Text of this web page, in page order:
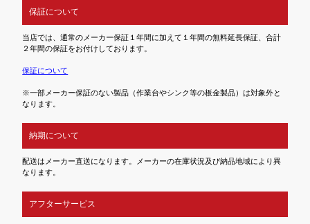
保証について
当店では、通常のメーカー保証１年間に加えて１年間の無料延長保証、合計
２年間の保証をお付けしております。
保証について
※一部メーカー保証のない製品（作業台やシンク等の板金製品）は対象外と
なります。
納期について
配送はメーカー直送になります。メーカーの在庫状況及び納品地域により異
なります。
アフターサービス